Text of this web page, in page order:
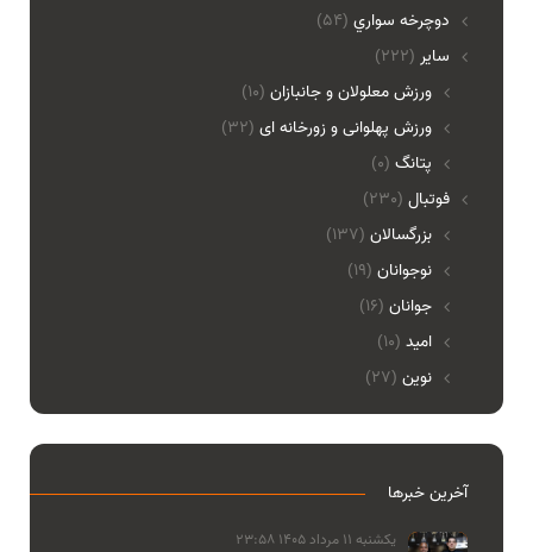
(54) دوچرخه سواري
(222) ساير
ورزش معلولان و جانبازان (10)
ورزش پهلوانی و زورخانه ای (32)
پتانگ (0)
(230) فوتبال
بزرگسالان (137)
نوجوانان (19)
جوانان (16)
امید (10)
نوین (27)
آخرین خبرها
یکشنبه 11 مرداد 1405 23:58